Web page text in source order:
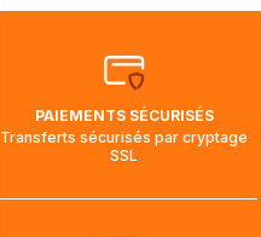
PAIEMENTS SÉCURISÉS
Transferts sécurisés par cryptage
SSL